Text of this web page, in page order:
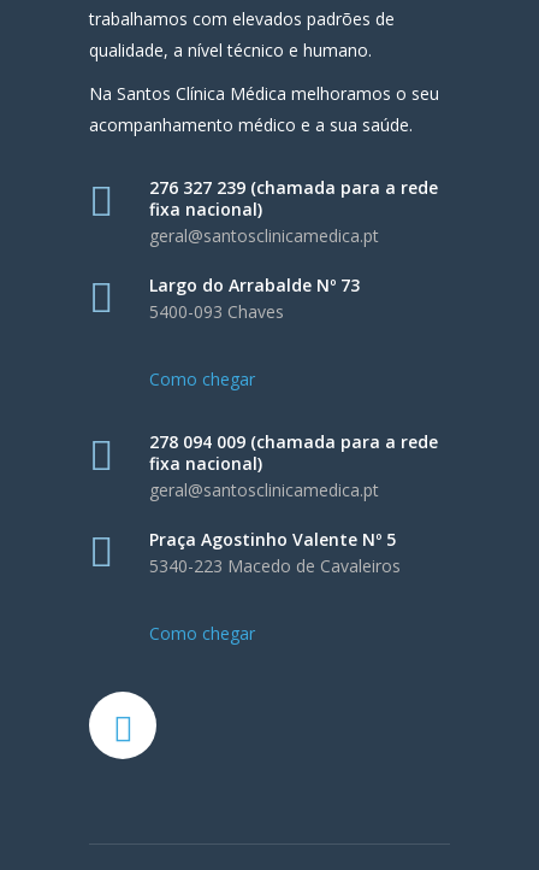
trabalhamos com elevados padrões de
qualidade, a nível técnico e humano.
Na Santos Clínica Médica melhoramos o seu
acompanhamento médico e a sua saúde.
276 327 239 (chamada para a rede
fixa nacional)
geral@santosclinicamedica.pt
Largo do Arrabalde Nº 73
5400-093 Chaves
Como chegar
278 094 009 (chamada para a rede
fixa nacional)
geral@santosclinicamedica.pt
Praça Agostinho Valente Nº 5
5340-223 Macedo de Cavaleiros
Como chegar